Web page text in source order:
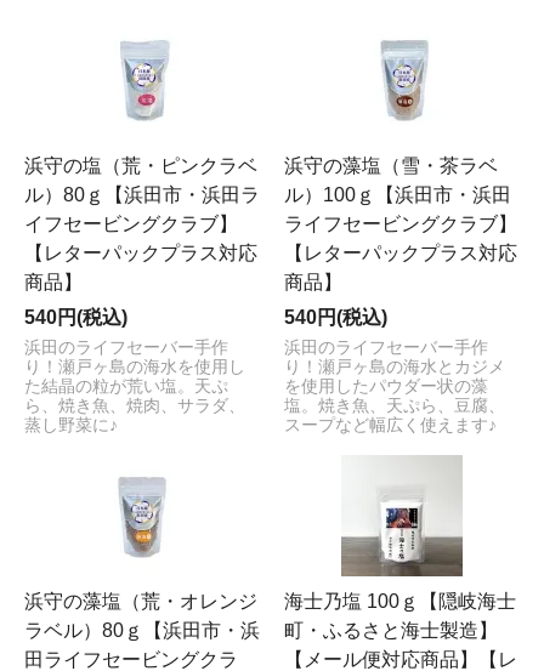
浜守の塩（荒・ピンクラベ
ル）80ｇ【浜田市・浜田ラ
イフセービングクラブ】
【レターパックプラス対応
商品】
540円(税込)
浜田のライフセーバー手作
り！瀬戸ヶ島の海水を使用し
た結晶の粒が荒い塩。天ぷ
ら、焼き魚、焼肉、サラダ、
蒸し野菜に♪
浜守の藻塩（雪・茶ラベ
ル）100ｇ【浜田市・浜田
ライフセービングクラブ】
【レターパックプラス対応
商品】
540円(税込)
浜田のライフセーバー手作
り！瀬戸ヶ島の海水とカジメ
を使用したパウダー状の藻
塩。焼き魚、天ぷら、豆腐、
スープなど幅広く使えます♪
浜守の藻塩（荒・オレンジ
ラベル）80ｇ【浜田市・浜
田ライフセービングクラ
海士乃塩 100ｇ【隠岐海士
町・ふるさと海士製造】
【メール便対応商品】【レ